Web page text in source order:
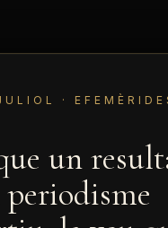
·
un
periodisme